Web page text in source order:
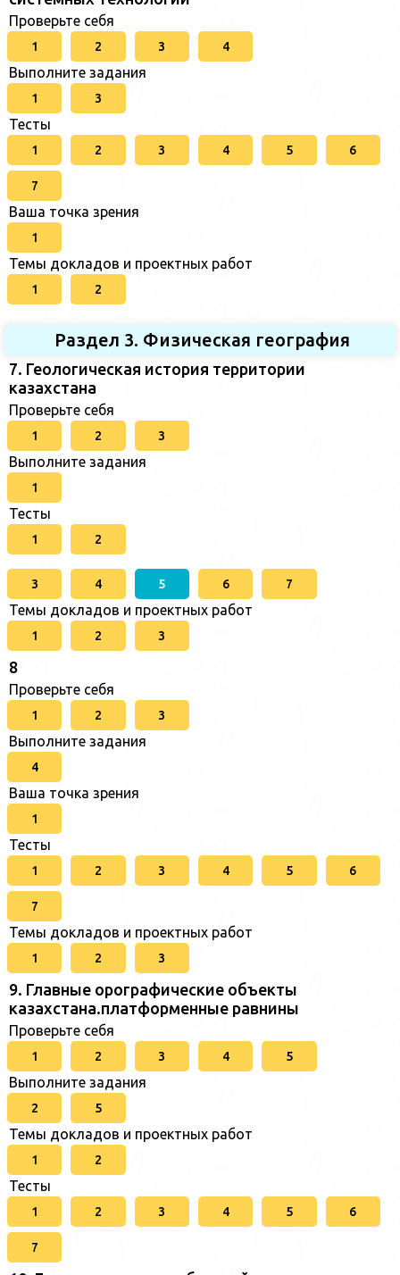
Проверьте себя
1 2 3 4
Выполните задания
1 3
Тесты
1 2 3 4 5 6
7
Ваша точка зрения
1
Темы докладов и проектных работ
1 2
Раздел 3. Физическая география
7. Геологическая история территории
казахстана
Проверьте себя
1 2 3
Выполните задания
1
Тесты
1 2
3 4 5 6 7
Темы докладов и проектных работ
1 2 3
8
Проверьте себя
1 2 3
Выполните задания
4
Ваша точка зрения
1
Тесты
1 2 3 4 5 6
7
Темы докладов и проектных работ
1 2 3
9. Главные орографические объекты
казахстана.платформенные равнины
Проверьте себя
1 2 3 4 5
Выполните задания
2 5
Темы докладов и проектных работ
1 2
Тесты
1 2 3 4 5 6
7